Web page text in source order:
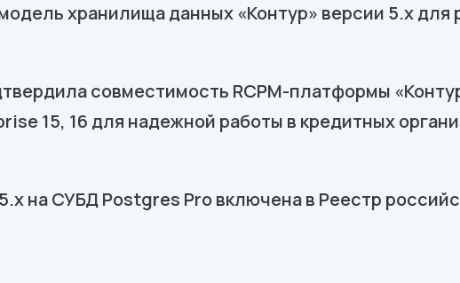
хранилища данных «Контур» версии 5.х для
совместимость RCPM-платформы
15, 16 для надежной работы в кредитных
на СУБД Postgres Pro включена в Реестр